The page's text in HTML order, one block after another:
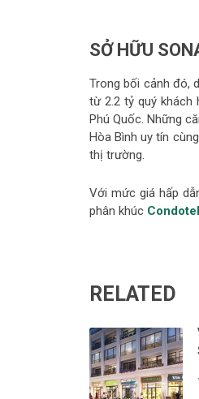
SỞ HỮU
Trong bối cảnh đó,
từ 2.2 tỷ quý khách
Phú Quốc. Những
Hòa Bình uy tín
thị trường.
Với mức giá hấp
phân khúc
RELATED